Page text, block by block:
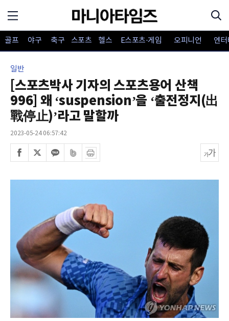
골프 야구 축구 스포츠 헬스 E스포츠·게임 오피니언 엔
일반
[스포츠박사 기자의 스포츠용어 산책
996] 왜 ‘suspension’을 ‘출전정지(出
戰停止)’라고 말할까
2023-05-24 06:57:42